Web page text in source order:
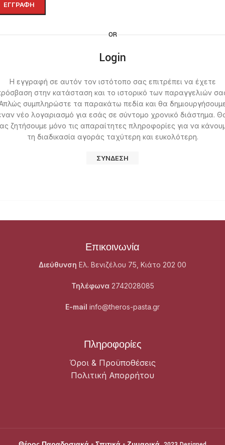
ΕΓΓΡΑΦΉ
OR
Login
Η εγγραφή σε αυτόν τον ιστότοπο σας επιτρέπει να έχετε
στην κατάσταση και το ιστορικό των παραγγελιών
συμπληρώστε τα παρακάτω πεδία και θα
νέο λογαριασμό για εσάς σε σύντομο χρονικό διάστημα.
ζητήσουμε μόνο τις απαραίτητες πληροφορίες για να
τη διαδικασία αγοράς ταχύτερη και ευκολότερη.
ΣΎΝΔΕΣΗ
Επικοινωνία
Διεύθυνση Ελ. Βενιζέλου 75, Κιάτο 202 00
Τηλέφωνα 2742028085
E-mail info@theros-pasta.gr
Πληροφορίες
Όροι & Προϋποθέσεις
Πολιτική Απορρήτου